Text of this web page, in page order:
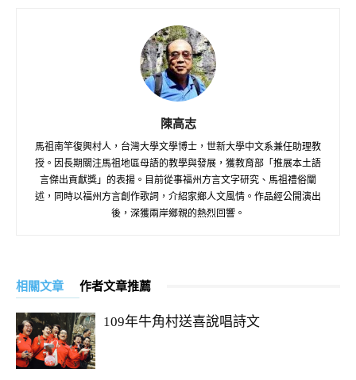
陳高志
馬祖南竿復興村人，台灣大學文學博士，世新大學中文系兼任助理教
授。因長期關注馬祖地區母語的教學與發展，獲教育部「推展本土語
言傑出貢獻獎」的表揚。目前從事福州方言文字研究、馬祖禮俗闡
述，同時以福州方言創作歌詞，介紹家鄉人文風情。作品經公開演出
後，深獲兩岸鄉親的熱烈回響。
相關文章 作者文章推薦
109年牛角村送喜說唱詩文